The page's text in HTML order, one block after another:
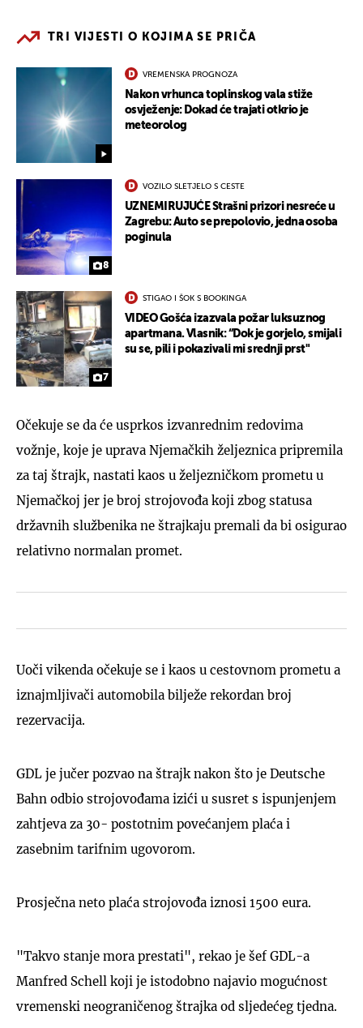
TRI VIJESTI O KOJIMA SE PRIČA
VREMENSKA PROGNOZA
Nakon vrhunca toplinskog vala stiže
osvježenje: Dokad će trajati otkrio je
meteorolog
8
VOZILO SLETJELO S CESTE
UZNEMIRUJUĆE Strašni prizori nesreće u
Zagrebu: Auto se prepolovio, jedna osoba
poginula
7
STIGAO I ŠOK S BOOKINGA
VIDEO Gošća izazvala požar luksuznog
apartmana. Vlasnik: “Dok je gorjelo, smijali
su se, pili i pokazivali mi srednji prst"
Očekuje se da će usprkos izvanrednim redovima
vožnje, koje je uprava Njemačkih željeznica pripremila
za taj štrajk, nastati kaos u željezničkom prometu u
Njemačkoj jer je broj strojovođa koji zbog statusa
državnih službenika ne štrajkaju premali da bi osigurao
relativno normalan promet.
Uoči vikenda očekuje se i kaos u cestovnom prometu a
iznajmljivači automobila bilježe rekordan broj
rezervacija.
GDL je jučer pozvao na štrajk nakon što je Deutsche
Bahn odbio strojovođama izići u susret s ispunjenjem
zahtjeva za 30- postotnim povećanjem plaća i
zasebnim tarifnim ugovorom.
Prosječna neto plaća strojovođa iznosi 1500 eura.
"Takvo stanje mora prestati", rekao je šef GDL-a
Manfred Schell koji je istodobno najavio mogućnost
vremenski neograničenog štrajka od sljedećeg tjedna.